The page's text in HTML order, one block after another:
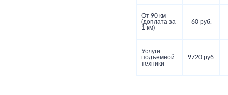
От 90 км
(доплата за
1 км)
60 руб.
Услуги
подъемной
техники
9720 руб.